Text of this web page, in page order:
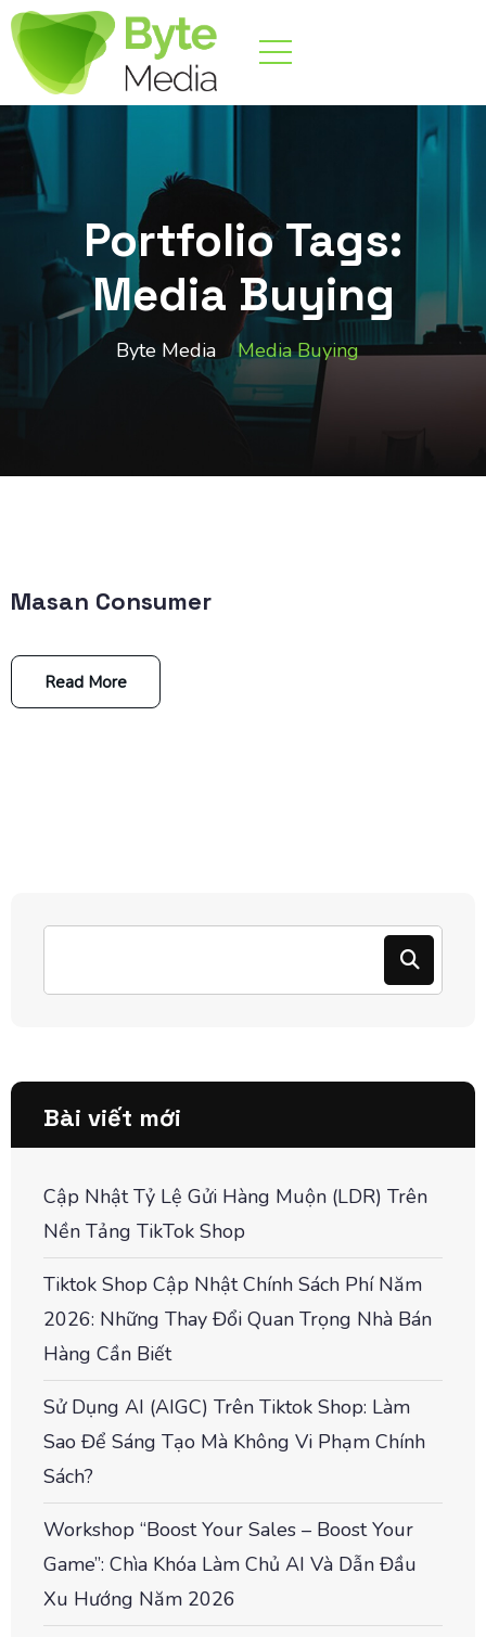
Portfolio Tags:
Media Buying
Byte Media Media Buying
Masan Consumer
Read More
Bài viết mới
Cập Nhật Tỷ Lệ Gửi Hàng Muộn (LDR) Trên
Nền Tảng TikTok Shop
Tiktok Shop Cập Nhật Chính Sách Phí Năm
2026: Những Thay Đổi Quan Trọng Nhà Bán
Hàng Cần Biết
Sử Dụng AI (AIGC) Trên Tiktok Shop: Làm
Sao Để Sáng Tạo Mà Không Vi Phạm Chính
Sách?
Workshop “Boost Your Sales – Boost Your
Game”: Chìa Khóa Làm Chủ AI Và Dẫn Đầu
Xu Hướng Năm 2026